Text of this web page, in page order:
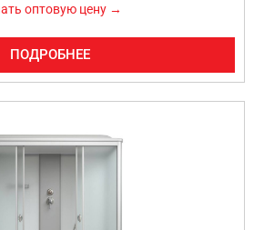
оптовую цену →
ПОДРОБНЕЕ